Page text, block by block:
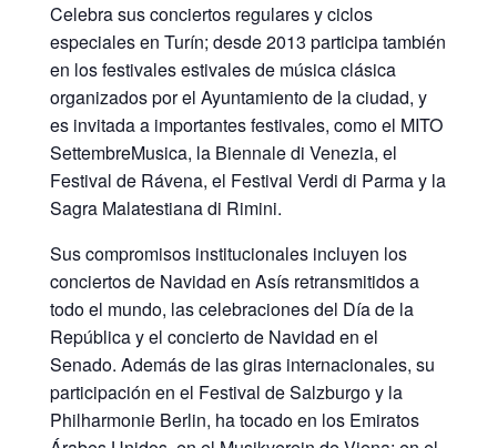
Celebra sus conciertos regulares y ciclos
especiales en Turín; desde 2013 participa también
en los festivales estivales de música clásica
organizados por el Ayuntamiento de la ciudad, y
es invitada a importantes festivales, como el MITO
SettembreMusica, la Biennale di Venezia, el
Festival de Rávena, el Festival Verdi di Parma y la
Sagra Malatestiana di Rimini.
Sus compromisos institucionales incluyen los
conciertos de Navidad en Asís retransmitidos a
todo el mundo, las celebraciones del Día de la
República y el concierto de Navidad en el
Senado. Además de las giras internacionales, su
participación en el Festival de Salzburgo y la
Philharmonie Berlin, ha tocado en los Emiratos